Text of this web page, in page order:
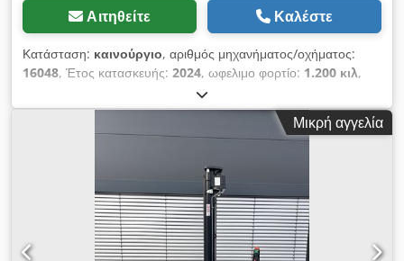
Αιτηθείτε Καλέστε
Κατάσταση: καινούργιο, αριθμός μηχανήματος/οχήματος:
16048, Έτος κατασκευής: 2024, ωφελιμο φορτίο: 1.200 κιλ,
, κέντρο βάρους φορτίου:
τύπος καυσίμου:ηλεκτρικός, τύπος ιστού:σήμπλεξ, ύψος
κατασκευής:2.080 χιλ. 24 V , μήκος
Αριθμός σειράς: OBWNL-002740 Dwedpfeykc Rrsx Akaea
Λεπτομέρειες μπαταρίας: 24V 60Ah
Μικρή αγγελία